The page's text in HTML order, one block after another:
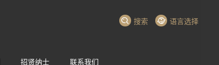
搜索 语言选择
招贤纳士 联系我们